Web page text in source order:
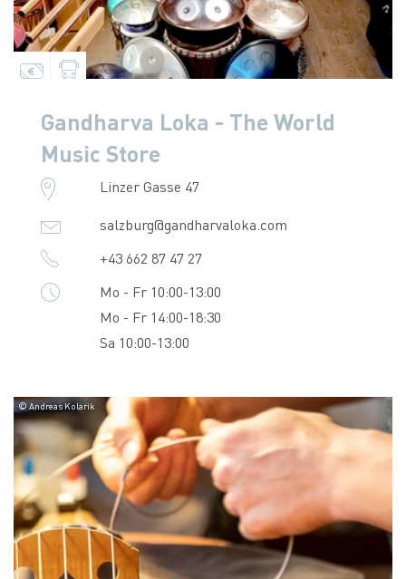
Gandharva Loka - The World
Music Store
Linzer Gasse 47
salzburg@gandharvaloka.com
+43 662 87 47 27
Mo - Fr 10:00-13:00
Mo - Fr 14:00-18:30
Sa 10:00-13:00
© Andreas Kolarik